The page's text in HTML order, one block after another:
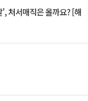
처서매직은 올까요? [해